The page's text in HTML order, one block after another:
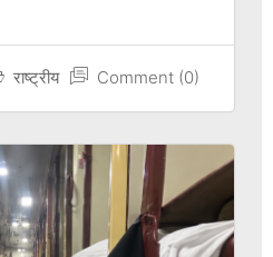
राष्ट्रीय Comment (0)